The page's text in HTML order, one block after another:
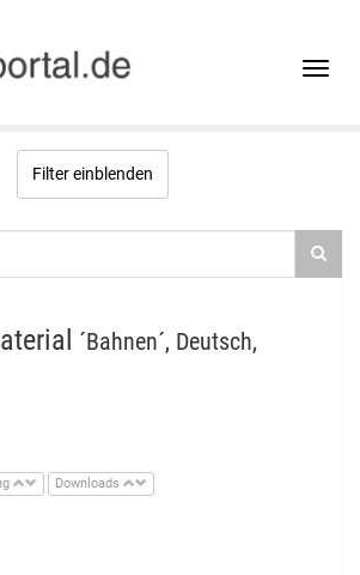
Toggle
Filter einblenden
´Bahnen´, Deutsch,
Downloads